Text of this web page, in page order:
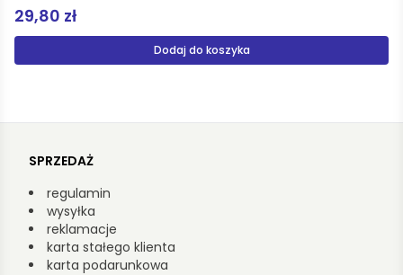
31,00 zł
Produkt niedostępny
SPRZEDAŻ
regulamin
wysyłka
reklamacje
karta stałego klienta
karta podarunkowa